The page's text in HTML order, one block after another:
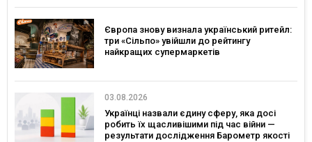
Європа знову визнала український ритейл:
три «Сільпо» увійшли до рейтингу
найкращих супермаркетів
03.08.2026
Українці назвали єдину сферу, яка досі
робить їх щасливішими під час війни —
результати дослідження Барометр якості